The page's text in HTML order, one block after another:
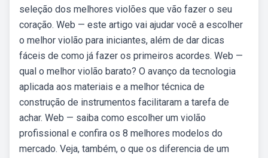
seleção dos melhores violões que vão fazer o seu
coração. Web — este artigo vai ajudar você a escolher
o melhor violão para iniciantes, além de dar dicas
fáceis de como já fazer os primeiros acordes. Web —
qual o melhor violão barato? O avanço da tecnologia
aplicada aos materiais e a melhor técnica de
construção de instrumentos facilitaram a tarefa de
achar. Web — saiba como escolher um violão
profissional e confira os 8 melhores modelos do
mercado. Veja, também, o que os diferencia de um